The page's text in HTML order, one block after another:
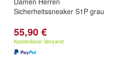
Sicherheitssneaker S1P grau
55,90 €
Kostenloser Versand